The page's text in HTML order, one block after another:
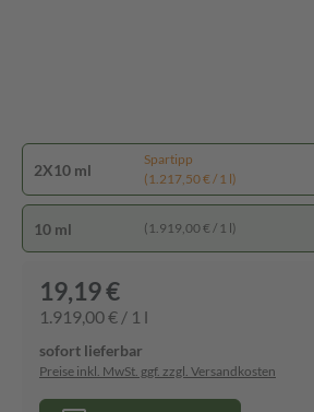
2X10 ml
Spartipp
(1.217,50 € / 1 l)
10 ml (1.919,00 € / 1 l)
19,19 €
1.919,00 € / 1 l
sofort lieferbar
Preise inkl. MwSt. ggf. zzgl. Versandkosten